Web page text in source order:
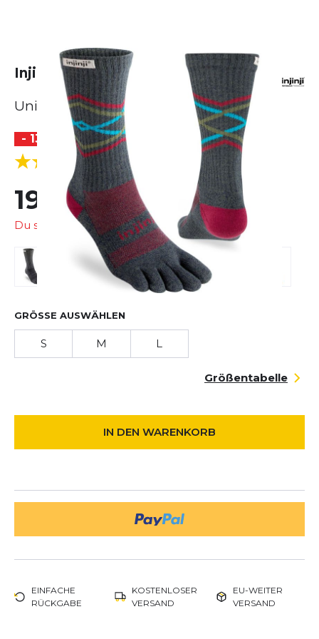
Injinji Trail Midweight Crew
Unisex
- 13 %
5.0
(3 Bewertungen)
19,99 € 22,95 €
Du sparst 2,96 €
GRÖSSE AUSWÄHLEN
S M L
Größentabelle
IN DEN WARENKORB
EINFACHE
RÜCKGABE
KOSTENLOSER
VERSAND
EU-WEITER
VERSAND